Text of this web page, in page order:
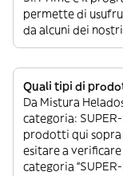
permette di
da alcuni dei
Quali tipi di
Da Mistura
categoria: SUPER-
prodotti qui sopra
esitare a
categoria